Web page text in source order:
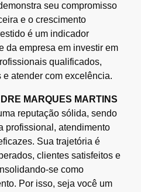
seu compromisso
e o crescimento
é um indicador
da empresa em investir em
qualificados,
atender com excelência.
MARQUES MARTINS
reputação sólida, sendo
profissional, atendimento
Sua trajetória é
clientes satisfeitos e
se como
Por isso, seja você um